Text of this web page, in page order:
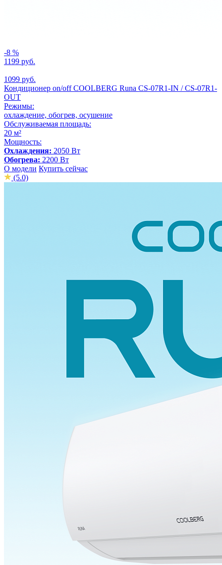
-8 %
1199 руб.
1099 руб.
Кондиционер on/off СOOLBERG Runa CS-07R1-IN / CS-07R1-
OUT
Режимы:
охлаждение, обогрев, осушение
Обслуживаемая площадь:
20 м²
Мощность:
Охлаждения: 2050 Вт
Обогрева: 2200 Вт
О модели Купить сейчас
(5.0)